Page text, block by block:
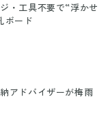
・工具不要で“浮かせ
ボード
アドバイザーが梅雨